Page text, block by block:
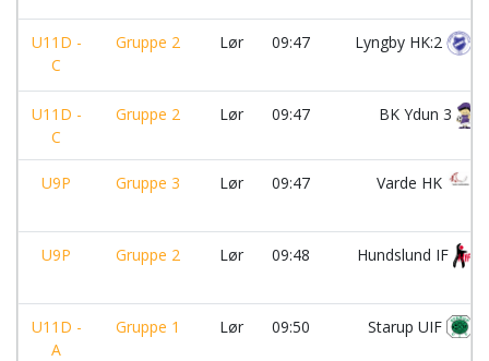
U11D -
C
Gruppe 2 Lør 09:47 Lyngby HK:2
U11D -
C
Gruppe 2 Lør 09:47 BK Ydun 3
U9P Gruppe 3 Lør 09:47 Varde HK
U9P Gruppe 2 Lør 09:48 Hundslund IF
U11D -
A
Gruppe 1 Lør 09:50 Starup UIF